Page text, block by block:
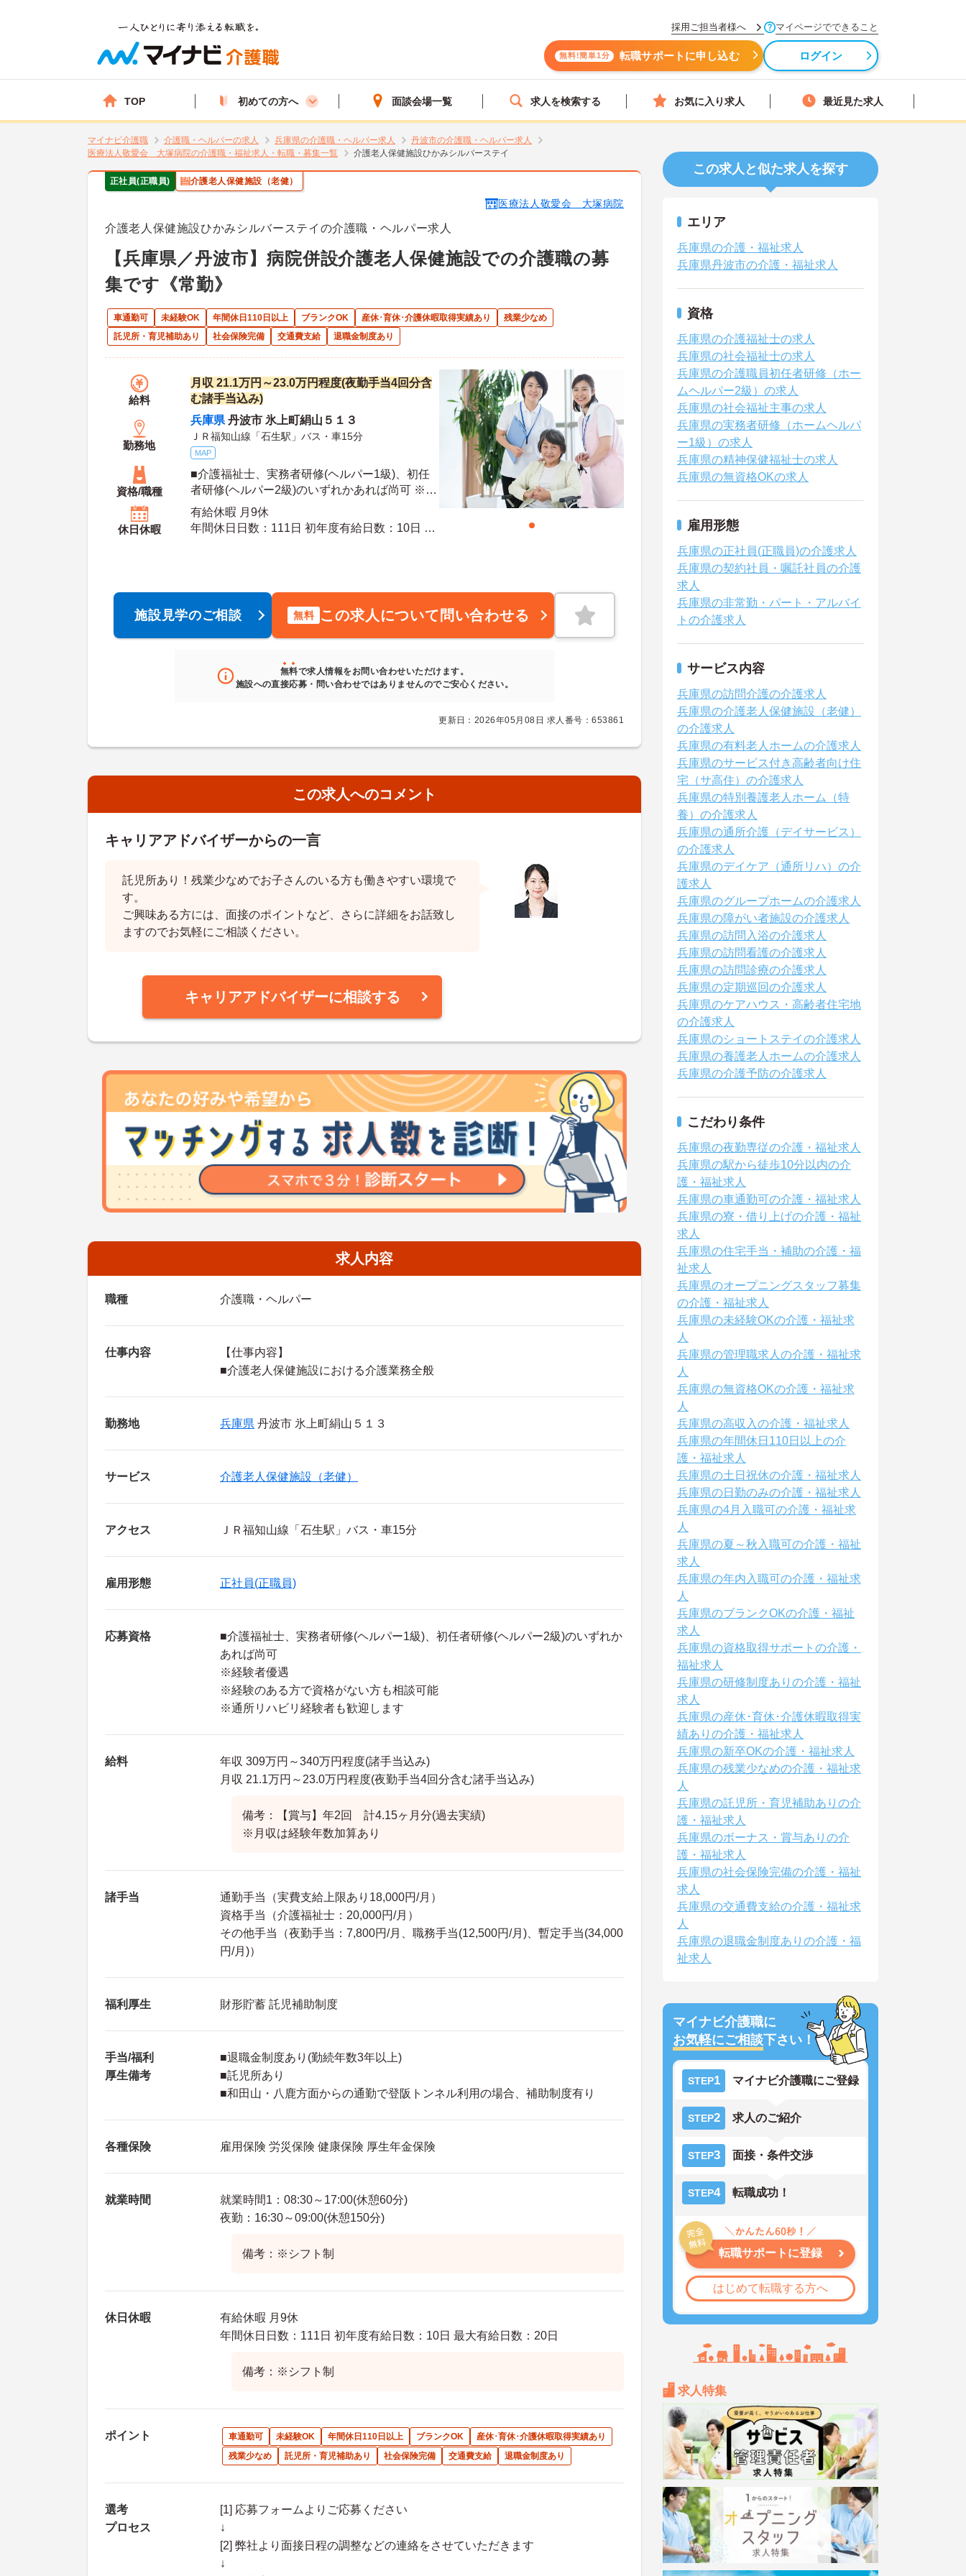
採用ご担当者様へ マイページでできること
無料!簡単1分 転職サポートに申し込む ログイン
TOP 初めての方へ 面談会場一覧 求人を検索する お気に入り求人 最近見た求人
マイナビ介護職 介護職・ヘルパーの求人 兵庫県の介護職・ヘルパー求人
丹波市の介護職・ヘルパー求人
医療法人敬愛会 大塚病院の介護職・福祉求人・転職・募集一覧
介護老人保健施設ひかみシルバーステイ
正社員(正職員) 介護老人保健施設（老健）
医療法人敬愛会 大塚病院
介護老人保健施設ひかみシルバーステイの介護職・ヘルパー求人
【兵庫県／丹波市】病院併設介護老人保健施設での介護職の募
集です《常勤》
車通勤可 未経験OK 年間休日110日以上 ブランクOK 産休･育休･介護休暇取得実績あり
残業少なめ
託児所・育児補助あり
社会保険完備 交通費支給 退職金制度あり
給料
月収 21.1万円～23.0万円程度(夜勤手当4回分含
む諸手当込み)
勤務地
兵庫県 丹波市 氷上町絹山５１３
ＪＲ福知山線「石生駅」バス・車15分
MAP
資格/職種
■介護福祉士、実務者研修(ヘルパー1級)、初任
者研修(ヘルパー2級)のいずれかあれば尚可 ※経
験者優遇 ※経験のある方で資格がない方も相談
可能 ※通所リハビリ経験者も歓迎します
休日休暇
有給休暇 月9休
年間休日日数：111日 初年度有給日数：10日 最
施設見学のご相談 無料 この求人について問い合わせる
無料で求人情報をお問い合わせいただけます。
施設への直接応募・問い合わせではありませんのでご安心ください。
更新日：2026年05月08日 求人番号：653861
この求人へのコメント
キャリアアドバイザーからの一言
託児所あり！残業少なめでお子さんのいる方も働きやすい環境で
す。
ご興味ある方には、面接のポイントなど、さらに詳細をお話致し
ますのでお気軽にご相談ください。
キャリアアドバイザーに相談する
求人内容
職種 介護職・ヘルパー
仕事内容
【仕事内容】
■介護老人保健施設における介護業務全般
勤務地 兵庫県 丹波市 氷上町絹山５１３
サービス 介護老人保健施設（老健）
アクセス ＪＲ福知山線「石生駅」バス・車15分
雇用形態 正社員(正職員)
応募資格
■介護福祉士、実務者研修(ヘルパー1級)、初任者研修(ヘルパー2級)のいずれか
あれば尚可
※経験者優遇
※経験のある方で資格がない方も相談可能
※通所リハビリ経験者も歓迎します
給料
年収 309万円～340万円程度(諸手当込み)
月収 21.1万円～23.0万円程度(夜勤手当4回分含む諸手当込み)
備考：【賞与】年2回 計4.15ヶ月分(過去実績)
※月収は経験年数加算あり
諸手当
通勤手当（実費支給上限あり18,000円/月）
資格手当（介護福祉士：20,000円/月）
その他手当（夜勤手当：7,800円/月、職務手当(12,500円/月)、暫定手当(34,000
円/月)）
福利厚生 財形貯蓄 託児補助制度
手当/福利
厚生備考
■退職金制度あり(勤続年数3年以上)
■託児所あり
■和田山・八鹿方面からの通勤で登阪トンネル利用の場合、補助制度有り
各種保険 雇用保険 労災保険 健康保険 厚生年金保険
就業時間
就業時間1：08:30～17:00(休憩60分)
夜勤：16:30～09:00(休憩150分)
備考：※シフト制
休日休暇
有給休暇 月9休
年間休日日数：111日 初年度有給日数：10日 最大有給日数：20日
備考：※シフト制
ポイント 車通勤可 未経験OK 年間休日110日以上 ブランクOK
産休･育休･介護休暇取得実績あり
残業少なめ
託児所・育児補助あり 社会保険完備 交通費支給 退職金制度あり
選考
プロセス
[1] 応募フォームよりご応募ください
↓
[2] 弊社より面接日程の調整などの連絡をさせていただきます
↓
この求人と似た求人を探す
エリア
兵庫県の介護・福祉求人
兵庫県丹波市の介護・福祉求人
資格
兵庫県の介護福祉士の求人
兵庫県の社会福祉士の求人
兵庫県の介護職員初任者研修（ホー
ムヘルパー2級）の求人
兵庫県の社会福祉主事の求人
兵庫県の実務者研修（ホームヘルパ
ー1級）の求人
兵庫県の精神保健福祉士の求人
兵庫県の無資格OKの求人
雇用形態
兵庫県の正社員(正職員)の介護求人
兵庫県の契約社員・嘱託社員の介護
求人
兵庫県の非常勤・パート・アルバイ
トの介護求人
サービス内容
兵庫県の訪問介護の介護求人
兵庫県の介護老人保健施設（老健）
の介護求人
兵庫県の有料老人ホームの介護求人
兵庫県のサービス付き高齢者向け住
宅（サ高住）の介護求人
兵庫県の特別養護老人ホーム（特
養）の介護求人
兵庫県の通所介護（デイサービス）
の介護求人
兵庫県のデイケア（通所リハ）の介
護求人
兵庫県のグループホームの介護求人
兵庫県の障がい者施設の介護求人
兵庫県の訪問入浴の介護求人
兵庫県の訪問看護の介護求人
兵庫県の訪問診療の介護求人
兵庫県の定期巡回の介護求人
兵庫県のケアハウス・高齢者住宅地
の介護求人
兵庫県のショートステイの介護求人
兵庫県の養護老人ホームの介護求人
兵庫県の介護予防の介護求人
こだわり条件
兵庫県の夜勤専従の介護・福祉求人
兵庫県の駅から徒歩10分以内の介
護・福祉求人
兵庫県の車通勤可の介護・福祉求人
兵庫県の寮・借り上げの介護・福祉
求人
兵庫県の住宅手当・補助の介護・福
祉求人
兵庫県のオープニングスタッフ募集
の介護・福祉求人
兵庫県の未経験OKの介護・福祉求
人
兵庫県の管理職求人の介護・福祉求
人
兵庫県の無資格OKの介護・福祉求
人
兵庫県の高収入の介護・福祉求人
兵庫県の年間休日110日以上の介
護・福祉求人
兵庫県の土日祝休の介護・福祉求人
兵庫県の日勤のみの介護・福祉求人
兵庫県の4月入職可の介護・福祉求
人
兵庫県の夏～秋入職可の介護・福祉
求人
兵庫県の年内入職可の介護・福祉求
人
兵庫県のブランクOKの介護・福祉
求人
兵庫県の資格取得サポートの介護・
福祉求人
兵庫県の研修制度ありの介護・福祉
求人
兵庫県の産休･育休･介護休暇取得実
績ありの介護・福祉求人
兵庫県の新卒OKの介護・福祉求人
兵庫県の残業少なめの介護・福祉求
人
兵庫県の託児所・育児補助ありの介
護・福祉求人
兵庫県のボーナス・賞与ありの介
護・福祉求人
兵庫県の社会保険完備の介護・福祉
求人
兵庫県の交通費支給の介護・福祉求
人
兵庫県の退職金制度ありの介護・福
祉求人
マイナビ介護職に
お気軽にご相談下さい！
STEP1 マイナビ介護職にご登録
STEP2 求人のご紹介
STEP3 面接・条件交渉
STEP4 転職成功！
転職サポートに登録
はじめて転職する方へ
求人特集